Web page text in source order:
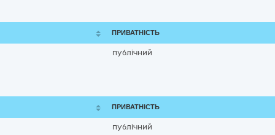
ПРИВАТНІСТЬ
публічний
ПРИВАТНІСТЬ
публічний